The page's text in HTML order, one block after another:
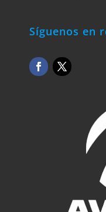
Síguenos en